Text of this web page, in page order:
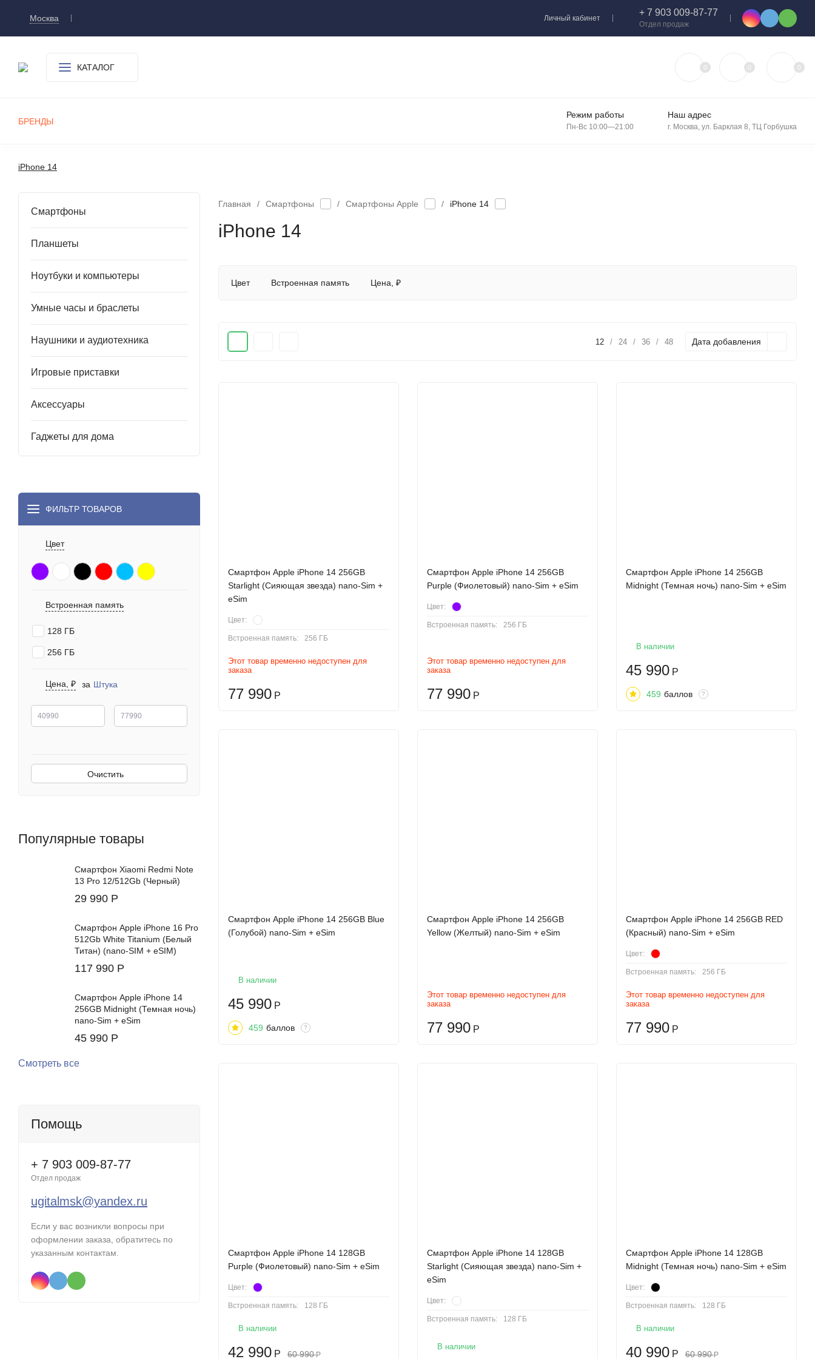
Москва Личный кабинет
+ 7 903 009-87-77
Отдел продаж
КАТАЛОГ 0 0 0
БРЕНДЫ
Режим работы
Пн-Вс 10:00—21:00
Наш адрес
г. Москва, ул. Барклая 8, ТЦ Горбушка
iPhone 14
Смартфоны
Планшеты
Ноутбуки и компьютеры
Умные часы и браслеты
Наушники и аудиотехника
Игровые приставки
Аксессуары
Гаджеты для дома
ФИЛЬТР ТОВАРОВ
Цвет
Встроенная память
128 ГБ
256 ГБ
Цена, ₽ за Штука
Очистить
Популярные товары
Смартфон Xiaomi Redmi Note
13 Pro 12/512Gb (Черный)
29 990 Р
Смартфон Apple iPhone 16 Pro
512Gb White Titanium (Белый
Титан) (nano-SIM + eSIM)
117 990 Р
Смартфон Apple iPhone 14
256GB Midnight (Темная ночь)
nano-Sim + eSim
45 990 Р
Смотреть все
Помощь
+ 7 903 009-87-77
Отдел продаж
ugitalmsk@yandex.ru
Если у вас возникли вопросы при
оформлении заказа, обратитесь по
указанным контактам.
Главная / Смартфоны / Смартфоны Apple / iPhone 14
iPhone 14
Цвет Встроенная память Цена, ₽
12 / 24 / 36 / 48 Дата добавления
Смартфон Apple iPhone 14 256GB
Starlight (Сияющая звезда) nano-Sim +
eSim
Цвет:
Встроенная память: 256 ГБ
Этот товар временно недоступен для
заказа
77 990 Р
Смартфон Apple iPhone 14 256GB
Purple (Фиолетовый) nano-Sim + eSim
Цвет:
Встроенная память: 256 ГБ
Этот товар временно недоступен для
заказа
77 990 Р
Смартфон Apple iPhone 14 256GB
Midnight (Темная ночь) nano-Sim + eSim
В наличии
45 990 Р
459 баллов ?
Смартфон Apple iPhone 14 256GB Blue
(Голубой) nano-Sim + eSim
В наличии
45 990 Р
459 баллов ?
Смартфон Apple iPhone 14 256GB
Yellow (Желтый) nano-Sim + eSim
Этот товар временно недоступен для
заказа
77 990 Р
Смартфон Apple iPhone 14 256GB RED
(Красный) nano-Sim + eSim
Цвет:
Встроенная память: 256 ГБ
Этот товар временно недоступен для
заказа
77 990 Р
Смартфон Apple iPhone 14 128GB
Purple (Фиолетовый) nano-Sim + eSim
Цвет:
Встроенная память: 128 ГБ
В наличии
42 990 Р 60 990 Р
Смартфон Apple iPhone 14 128GB
Starlight (Сияющая звезда) nano-Sim +
eSim
Цвет:
Встроенная память: 128 ГБ
В наличии
Смартфон Apple iPhone 14 128GB
Midnight (Темная ночь) nano-Sim + eSim
Цвет:
Встроенная память: 128 ГБ
В наличии
40 990 Р 60 990 Р